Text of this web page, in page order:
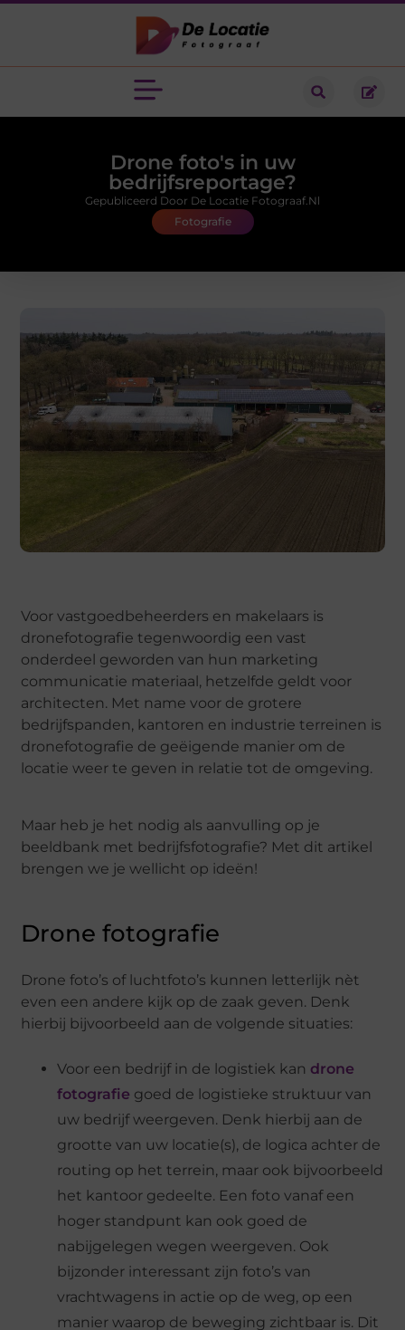
Drone foto's in uw
bedrijfsreportage?
Fotografie
Gepubliceerd Door De Locatie Fotograaf.nl
Voor vastgoedbeheerders en makelaars is
dronefotografie tegenwoordig een vast
onderdeel geworden van hun marketing
communicatie materiaal, hetzelfde geldt voor
architecten. Met name voor de grotere
bedrijfspanden, kantoren en industrie terreinen is
dronefotografie de geëigende manier om de
locatie weer te geven in relatie tot de omgeving.
Maar heb je het nodig als aanvulling op je
beeldbank met bedrijfsfotografie? Met dit artikel
brengen we je wellicht op ideën!
Drone fotografie
Drone foto’s of luchtfoto’s kunnen letterlijk nèt
even een andere kijk op de zaak geven. Denk
hierbij bijvoorbeeld aan de volgende situaties:
Voor een bedrijf in de logistiek kan drone
fotografie goed de logistieke struktuur van
uw bedrijf weergeven. Denk hierbij aan de
grootte van uw locatie(s), de logica achter de
routing op het terrein, maar ook bijvoorbeeld
het kantoor gedeelte. Een foto vanaf een
hoger standpunt kan ook goed de
nabijgelegen wegen weergeven. Ook
bijzonder interessant zijn foto’s van
vrachtwagens in actie op de weg, op een
manier waarop de beweging zichtbaar is. Dit